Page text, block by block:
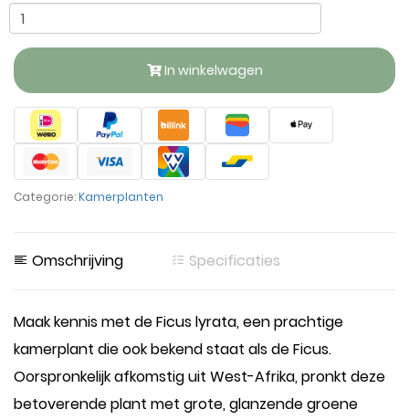
In winkelwagen
Categorie:Kamerplanten
Omschrijving Specificaties
Maak kennis met de Ficus lyrata, een prachtige
kamerplant die ook bekend staat als de Ficus.
Oorspronkelijk afkomstig uit West-Afrika, pronkt deze
betoverende plant met grote, glanzende groene